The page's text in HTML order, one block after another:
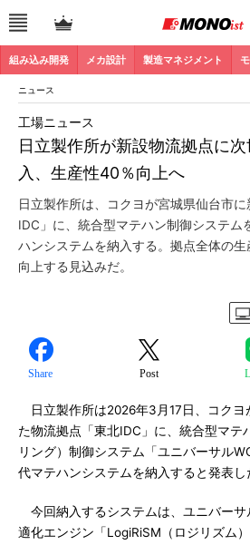
組み込み開発 メカ設計 製造マネジメント
ニュース
日立製作所が新設物流拠点に
入、生産性40％向上へ
工場ニュース
日立製作所は、コクヨが宮城県仙台市
IDC」に、統合型マテハン制御システム
ハンシステムを納入する。拠点全体の
向上する見込みだ。
Share Post
日立製作所は2026年3月17日、コクヨ
た物流拠点「東北IDC」に、統合型マテ
リング）制御システム「ユニバーサル
代マテハンシステムを納入すると発表し
今回納入するシステムは、ユニバーサ
適化エンジン「LogiRiSM（ロジリズム